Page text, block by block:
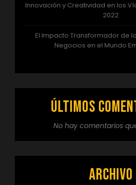
Innovación y Creatividad en los
2022
El Impacto Transformador de
Negocios en el Mundo
Últimos
No hay comentarios
Archivo